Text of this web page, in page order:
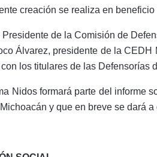
creación se realiza en
de la Comisión de
Álvarez, presidente de la
los titulares de las Defensorías
Nidos formará parte del informe
y que en breve se dará a